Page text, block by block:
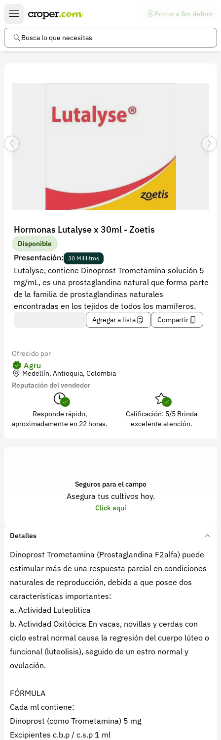
Enviar a Sin definir
Busca lo que necesitas
Hormonas Lutalyse x 30ml - Zoetis
Disponible
Presentación: 30 Mililitros
Lutalyse, contiene Dinoprost Trometamina solución 5
mg/mL, es una prostaglandina natural que forma parte
de la familia de prostaglandinas naturales
encontradas en los tejidos de todos los mamíferos.
Agregar a lista Compartir
Ofrecido por
Agru
Medellín, Antioquia, Colombia
Reputación del vendedor
Responde rápido,
aproximadamente en 22 horas.
Calificación: 5/5 Brinda
excelente atención.
Seguros para el campo
Asegura tus cultivos hoy.
Click aquí
Detalles
Dinoprost Trometamina (Prostaglandina F2alfa) puede
estimular más de una respuesta parcial en condiciones
naturales de reproducción, debido a que posee dos
características importantes:
a. Actividad Luteolitica
b. Actividad Oxitócica En vacas, novillas y cerdas con
ciclo estral normal causa la regresión del cuerpo lúteo o
funcional (luteolisis), seguido de un estro normal y
ovulación.
FÓRMULA
Cada ml contiene:
Dinoprost (como Trometamina) 5 mg
Excipientes c.b.p / c.s.p 1 ml
Enlaces de interés
Preguntas frecuentes
Términos y condiciones
Política de privacidad
Iniciar sesión
Recuperar contraseña
Contacto
Soporte
+57 323 2931928
contacto@croper.com
© 2026 Croper.com Todos los derechos reservados
Síguenos